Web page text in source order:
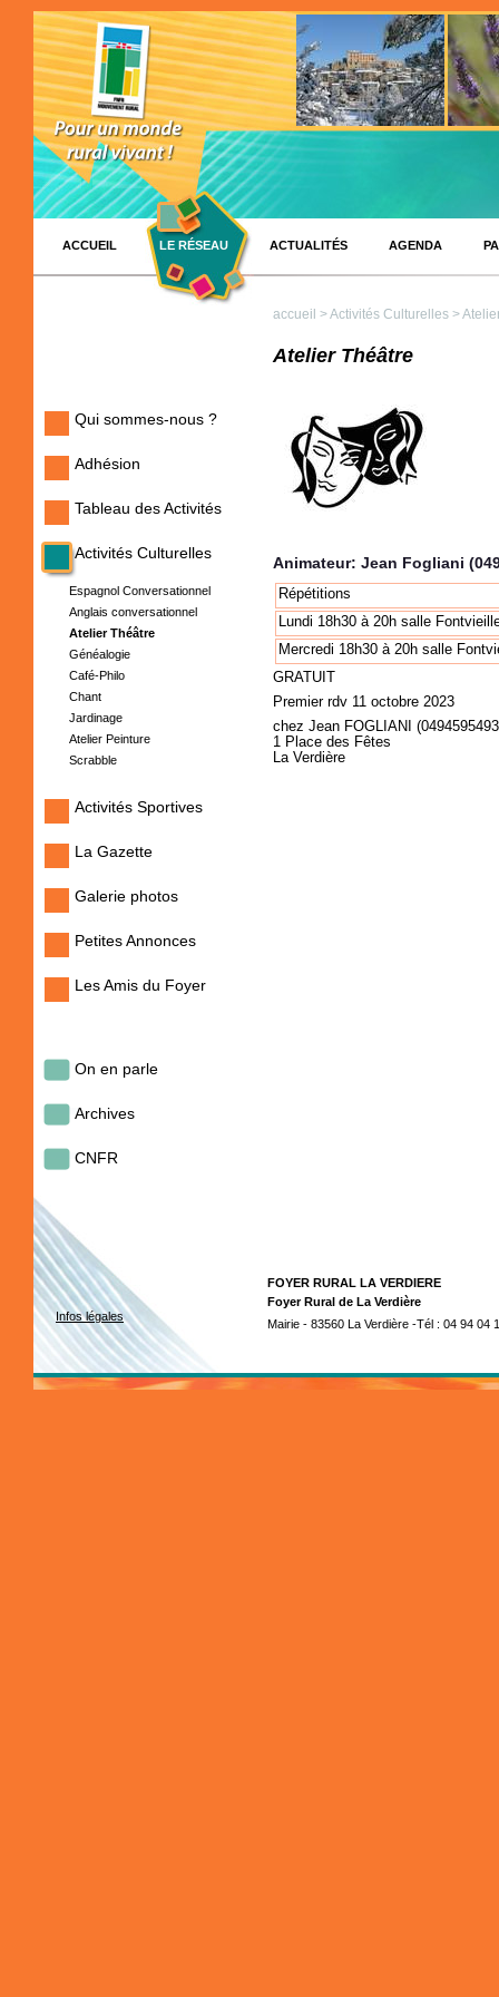
ACCUEIL LE RÉSEAU ACTUALITÉS AGENDA
Qui sommes-nous ?
Adhésion
Tableau des Activités
Activités Culturelles
Espagnol Conversationnel
Anglais conversationnel
Atelier Théâtre
Généalogie
Café-Philo
Chant
Jardinage
Atelier Peinture
Scrabble
Activités Sportives
La Gazette
Galerie photos
Petites Annonces
Les Amis du Foyer
On en parle
Archives
CNFR
accueil >Activités Culturelles >
Atelier Théâtre
Animateur: Jean Fogliani
Répétitions
Lundi 18h30 à 20h salle
Mercredi 18h30 à 20h salle
GRATUIT
Premier rdv 11 octobre 2023
chez Jean FOGLIANI
1 Place des Fêtes
La Verdière
Infos légales
FOYER RURAL LA VERDIERE
Foyer Rural de La Verdière
Mairie - 83560 La Verdière -Tél : 04 94 04